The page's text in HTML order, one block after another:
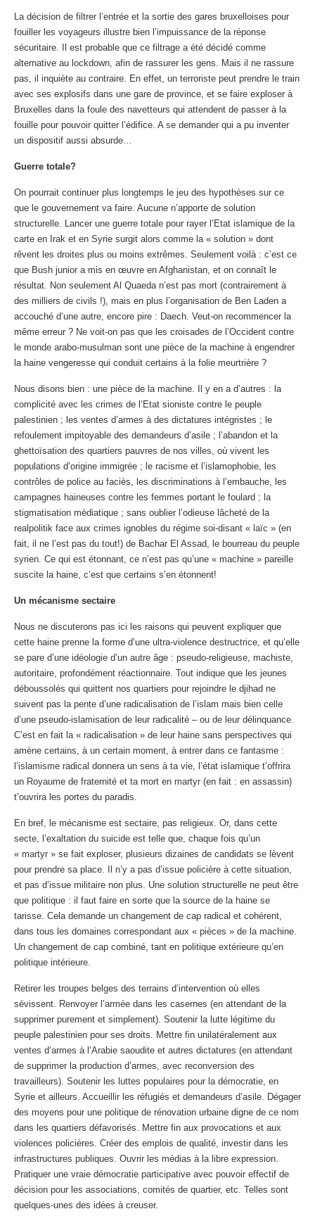
La décision de filtrer l’entrée et la sortie des gares bruxelloises pour
fouiller les voyageurs illustre bien l’impuissance de la réponse
sécuritaire. Il est probable que ce filtrage a été décidé comme
alternative au lockdown, afin de rassurer les gens. Mais il ne rassure
pas, il inquiète au contraire. En effet, un terroriste peut prendre le train
avec ses explosifs dans une gare de province, et se faire exploser à
Bruxelles dans la foule des navetteurs qui attendent de passer à la
fouille pour pouvoir quitter l’édifice. A se demander qui a pu inventer
un dispositif aussi absurde…
Guerre totale?
On pourrait continuer plus longtemps le jeu des hypothèses sur ce
que le gouvernement va faire. Aucune n’apporte de solution
structurelle. Lancer une guerre totale pour rayer l’Etat islamique de la
carte en Irak et en Syrie surgit alors comme la « solution » dont
rêvent les droites plus ou moins extrêmes. Seulement voilà : c’est ce
que Bush junior a mis en œuvre en Afghanistan, et on connaît le
résultat. Non seulement Al Quaeda n’est pas mort (contrairement à
des milliers de civils !), mais en plus l’organisation de Ben Laden a
accouché d’une autre, encore pire : Daech. Veut-on recommencer la
même erreur ? Ne voit-on pas que les croisades de l’Occident contre
le monde arabo-musulman sont une pièce de la machine à engendrer
la haine vengeresse qui conduit certains à la folie meurtrière ?
Nous disons bien : une pièce de la machine. Il y en a d’autres : la
complicité avec les crimes de l’Etat sioniste contre le peuple
palestinien ; les ventes d’armes à des dictatures intégristes ; le
refoulement impitoyable des demandeurs d’asile ; l’abandon et la
ghettoïsation des quartiers pauvres de nos villes, où vivent les
populations d’origine immigrée ; le racisme et l’islamophobie, les
contrôles de police au faciès, les discriminations à l’embauche, les
campagnes haineuses contre les femmes portant le foulard ; la
stigmatisation médiatique ; sans oublier l’odieuse lâcheté de la
realpolitik face aux crimes ignobles du régime soi-disant « laïc » (en
fait, il ne l’est pas du tout!) de Bachar El Assad, le bourreau du peuple
syrien. Ce qui est étonnant, ce n’est pas qu’une « machine » pareille
suscite la haine, c’est que certains s’en étonnent!
Un mécanisme sectaire
Nous ne discuterons pas ici les raisons qui peuvent expliquer que
cette haine prenne la forme d’une ultra-violence destructrice, et qu’elle
se pare d’une idéologie d’un autre âge : pseudo-religieuse, machiste,
autoritaire, profondément réactionnaire. Tout indique que les jeunes
déboussolés qui quittent nos quartiers pour rejoindre le djihad ne
suivent pas la pente d’une radicalisation de l’islam mais bien celle
d’une pseudo-islamisation de leur radicalité – ou de leur délinquance.
C’est en fait la « radicalisation » de leur haine sans perspectives qui
amène certains, à un certain moment, à entrer dans ce fantasme :
l’islamisme radical donnera un sens à ta vie, l’état islamique t’offrira
un Royaume de fraternité et ta mort en martyr (en fait : en assassin)
t’ouvrira les portes du paradis.
En bref, le mécanisme est sectaire, pas religieux. Or, dans cette
secte, l’exaltation du suicide est telle que, chaque fois qu’un
« martyr » se fait exploser, plusieurs dizaines de candidats se lèvent
pour prendre sa place. Il n’y a pas d’issue policière à cette situation,
et pas d’issue militaire non plus. Une solution structurelle ne peut être
que politique : il faut faire en sorte que la source de la haine se
tarisse. Cela demande un changement de cap radical et cohérent,
dans tous les domaines correspondant aux « pièces » de la machine.
Un changement de cap combiné, tant en politique extérieure qu’en
politique intérieure.
Retirer les troupes belges des terrains d’intervention où elles
sévissent. Renvoyer l’armée dans les casernes (en attendant de la
supprimer purement et simplement). Soutenir la lutte légitime du
peuple palestinien pour ses droits. Mettre fin unilatéralement aux
ventes d’armes à l’Arabie saoudite et autres dictatures (en attendant
de supprimer la production d’armes, avec reconversion des
travailleurs). Soutenir les luttes populaires pour la démocratie, en
Syrie et ailleurs. Accueillir les réfugiés et demandeurs d’asile. Dégager
des moyens pour une politique de rénovation urbaine digne de ce nom
dans les quartiers défavorisés. Mettre fin aux provocations et aux
violences policières. Créer des emplois de qualité, investir dans les
infrastructures publiques. Ouvrir les médias à la libre expression.
Pratiquer une vraie démocratie participative avec pouvoir effectif de
décision pour les associations, comités de quartier, etc. Telles sont
quelques-unes des idées à creuser.